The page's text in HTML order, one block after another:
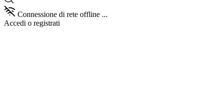
Connessione di rete offline ...
Accedi o registrati